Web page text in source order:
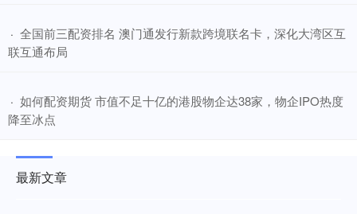
· ​全国前三配资排名 澳门通发行新款跨境联名卡，深化大湾区互
联互通布局
· ​如何配资期货 市值不足十亿的港股物企达38家，物企IPO热度
降至冰点
最新文章